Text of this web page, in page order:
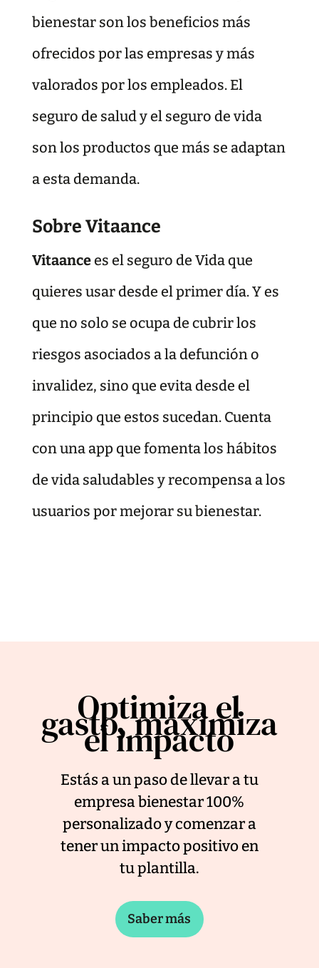
bienestar son los beneficios más
ofrecidos por las empresas y más
valorados por los empleados. El
seguro de salud y el seguro de vida
son los productos que más se adaptan
a esta demanda.
Sobre Vitaance
Vitaancees el seguro de Vida que
quieres usar desde el primer día. Y es
que no solo se ocupa de cubrir los
riesgos asociados a la defunción o
invalidez, sino que evita desde el
principio que estos sucedan. Cuenta
con una app que fomenta los hábitos
de vida saludables y recompensa a los
usuarios por mejorar su bienestar.
Optimiza el
gasto, maximiza
el impacto
Estás a un paso de llevar a tu
empresa bienestar 100%
personalizado y comenzar a
tener un impacto positivo en
tu plantilla.
Saber más